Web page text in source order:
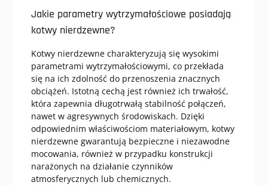
Jakie parametry wytrzymałościowe posiadają
kotwy nierdzewne?
Kotwy nierdzewne charakteryzują się wysokimi
parametrami wytrzymałościowymi, co przekłada
się na ich zdolność do przenoszenia znacznych
obciążeń. Istotną cechą jest również ich trwałość,
która zapewnia długotrwałą stabilność połączeń,
nawet w agresywnych środowiskach. Dzięki
odpowiednim właściwościom materiałowym, kotwy
nierdzewne gwarantują bezpieczne i niezawodne
mocowania, również w przypadku konstrukcji
narażonych na działanie czynników
atmosferycznych lub chemicznych.